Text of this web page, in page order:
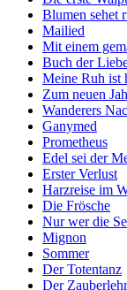
Blumen sehet
Mailied
Mit einem
Buch der
Meine Ruh ist
Zum neuen
Wanderers
Ganymed
Prometheus
Edel sei der
Erster Verlust
Harzreise im
Die Frösche
Nur wer die
Mignon
Sommer
Der Totentanz
Der